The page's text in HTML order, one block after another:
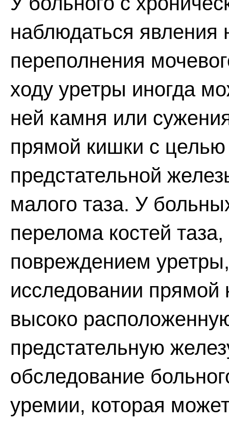
наблюдаться явления
переполнения
ходу уретры иногда
ней камня или
прямой кишки с
предстательной
малого таза. У
перелома костей
повреждением
исследовании
высоко
предстательную
обследование
уремии, которая